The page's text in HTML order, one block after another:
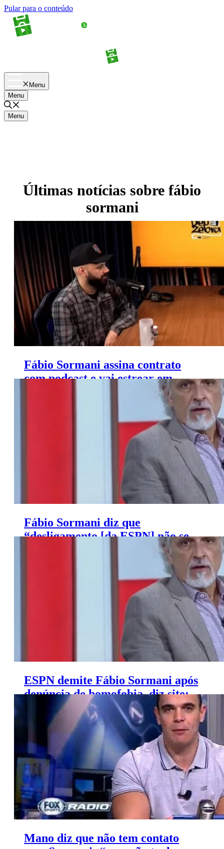
Pular para o conteúdo
Menu
Menu
Menu
Últimas notícias sobre fábio
sormani
Fábio Sormani assina contrato
com podcast e vai estrear em
Fábio Sormani diz que
“desligamento [da ESPN] não se
ESPN demite Fábio Sormani após
denúncia de homofobia, diz site;
comentarista nega acusação
Mano diz que não tem contato